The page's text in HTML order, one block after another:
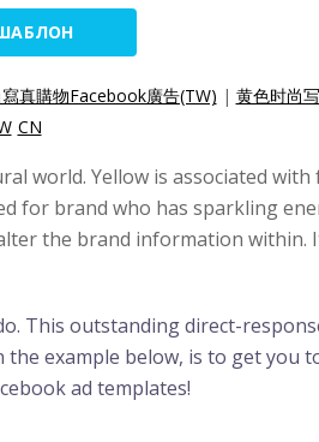
真購物Facebook廣告(TW) | 黄色时尚
CN
world. Yellow is associated
for brand who has sparkling
the brand information within.
This outstanding direct-
example below, is to get you
ad templates!